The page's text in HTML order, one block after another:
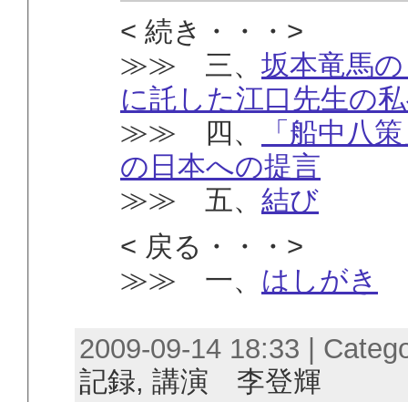
< 続き・・・>
≫≫ 三、 坂本竜馬
に託した江口先生の
≫≫ 四、
「船中八
の日本への提言
≫≫ 五、 結び
< 戻る・・・>
≫≫ 一、 はしがき
2009-09-14 18:33 |
記録, 講演 李登輝